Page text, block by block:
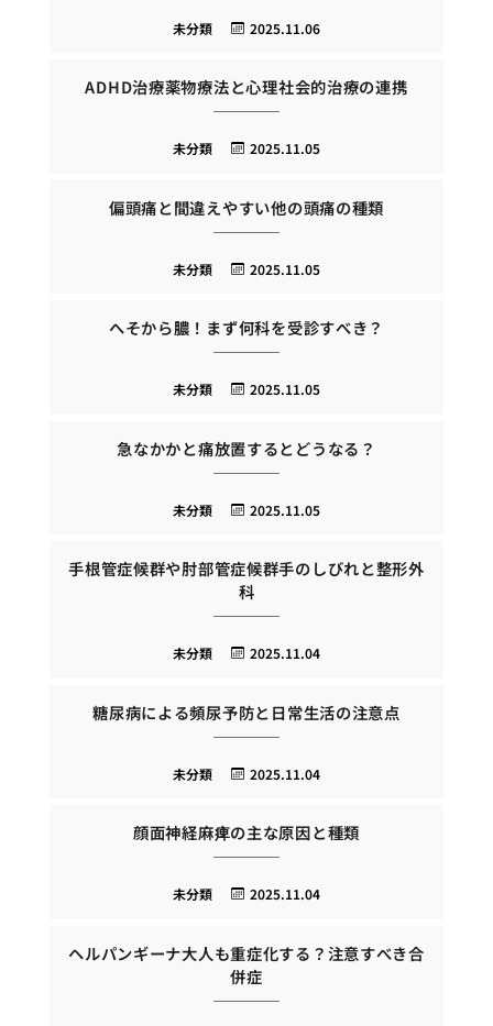
2025.11.06
未分類
ADHD治療薬物療法と心理社会的治療の連携
2025.11.05
未分類
偏頭痛と間違えやすい他の頭痛の種類
2025.11.05
未分類
へそから膿！まず何科を受診すべき？
2025.11.05
未分類
急なかかと痛放置するとどうなる？
2025.11.05
未分類
手根管症候群や肘部管症候群手のしびれと整形外
科
2025.11.04
未分類
糖尿病による頻尿予防と日常生活の注意点
2025.11.04
未分類
顔面神経麻痺の主な原因と種類
2025.11.04
未分類
ヘルパンギーナ大人も重症化する？注意すべき合
併症